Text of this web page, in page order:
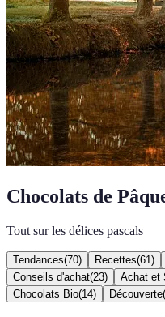
Chocolats de
Tout sur les délices pascals
Tendances(70) Recettes(61 )
Conseils d'achat(23) Achat et
Chocolats Bio(14) Découverte(